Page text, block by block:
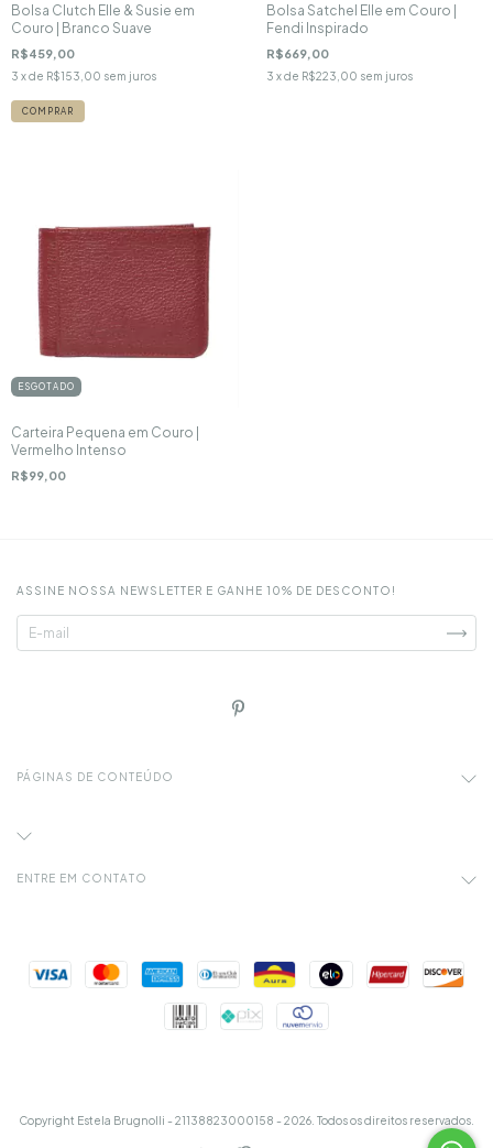
Bolsa Clutch Elle & Susie em
Couro | Branco Suave
R$459,00
3 x de R$153,00 sem juros
Bolsa Satchel Elle em Couro |
Fendi Inspirado
R$669,00
3 x de R$223,00 sem juros
ESGOTADO
Carteira Pequena em Couro |
Vermelho Intenso
R$99,00
ASSINE NOSSA NEWSLETTER E GANHE 10% DE DESCONTO!
PÁGINAS DE CONTEÚDO
ENTRE EM CONTATO
Copyright Estela Brugnolli - 21138823000158 - 2026. Todos os direitos reservados.